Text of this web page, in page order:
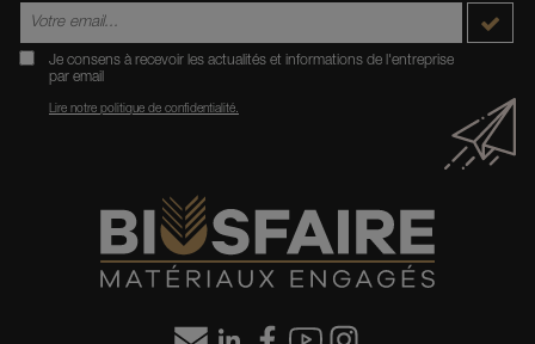
Je consens à recevoir les actualités et informations de l'entreprise
par email
Lire notre politique de confidentialité.